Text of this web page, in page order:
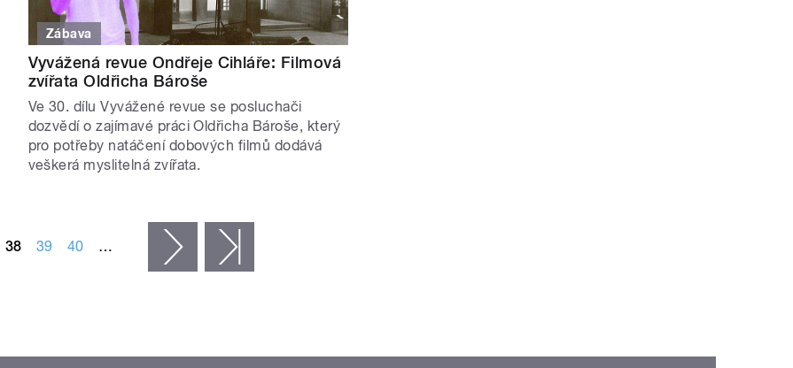
Zábava
Vyvážená revue Ondřeje Cihláře: Filmová
zvířata Oldřicha Bároše
Ve 30. dílu Vyvážené revue se posluchači
dozvědí o zajímavé práci Oldřicha Bároše, který
pro potřeby natáčení dobových filmů dodává
veškerá myslitelná zvířata.
38 39 40 … následující ›